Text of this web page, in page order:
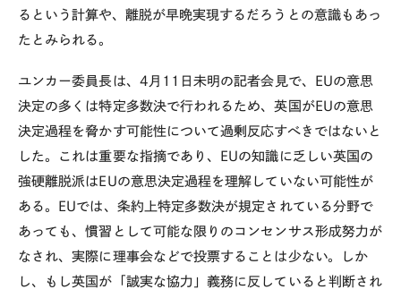
るという計算や、離脱が早晩実現するだろうとの意識もあっ
たとみられる。
ユンカー委員長は、4月11日未明の記者会見で、EUの意思
決定の多くは特定多数決で行われるため、英国がEUの意思
決定過程を脅かす可能性について過剰反応すべきではないと
した。これは重要な指摘であり、EUの知識に乏しい英国の
強硬離脱派はEUの意思決定過程を理解していない可能性が
ある。EUでは、条約上特定多数決が規定されている分野で
あっても、慣習として可能な限りのコンセンサス形成努力が
なされ、実際に理事会などで投票することは少ない。しか
し、もし英国が「誠実な協力」義務に反していると判断され